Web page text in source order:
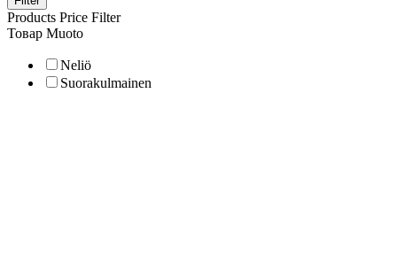
Products Price Filter
Товар Muoto
Neliö
Suorakulmainen